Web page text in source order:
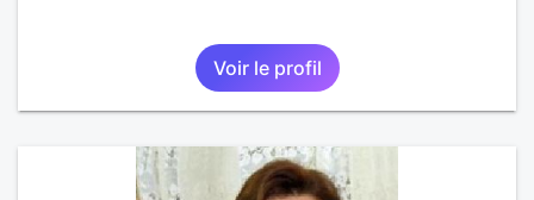
Voir le profil